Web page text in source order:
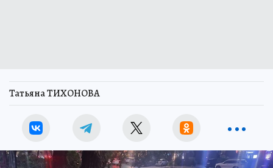
Татьяна ТИХОНОВА